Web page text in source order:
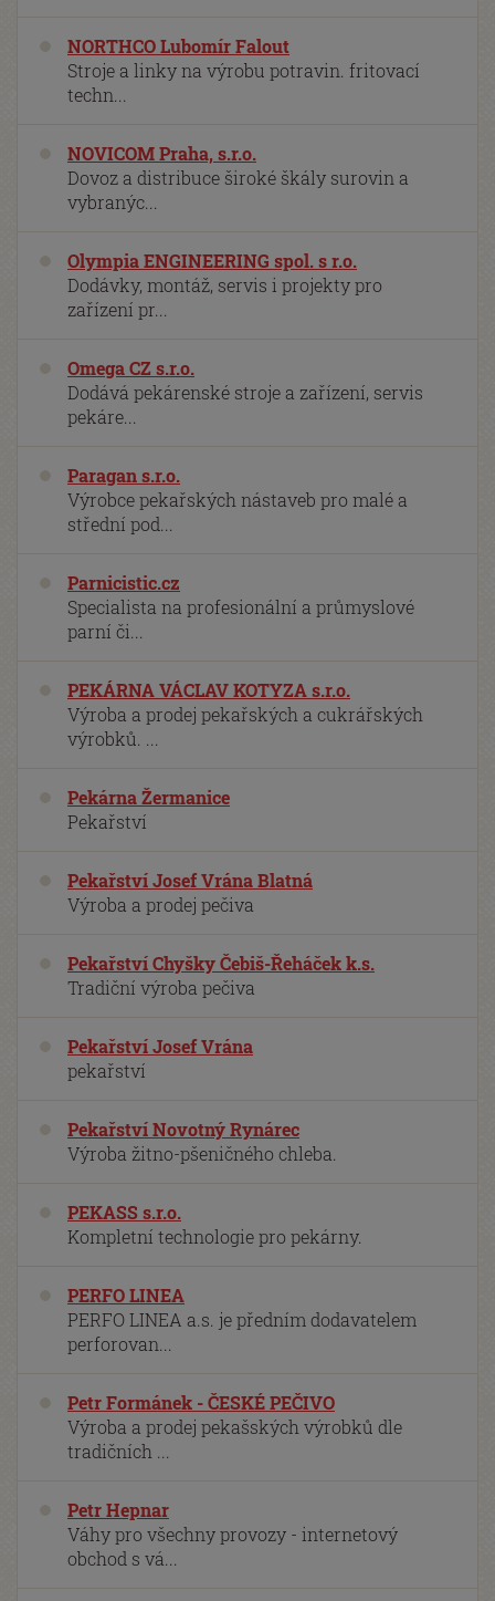
NORTHCO Lubomír Falout
Stroje a linky na výrobu potravin. fritovací
techn...
NOVICOM Praha, s.r.o.
Dovoz a distribuce široké škály surovin a
vybranýc...
Olympia ENGINEERING spol. s r.o.
Dodávky, montáž, servis i projekty pro
zařízení pr...
Omega CZ s.r.o.
Dodává pekárenské stroje a zařízení, servis
pekáre...
Paragan s.r.o.
Výrobce pekařských nástaveb pro malé a
střední pod...
Parnicistic.cz
Specialista na profesionální a průmyslové
parní či...
PEKÁRNA VÁCLAV KOTYZA s.r.o.
Výroba a prodej pekařských a cukrářských
výrobků. ...
Pekárna Žermanice
Pekařství
Pekařství Josef Vrána Blatná
Výroba a prodej pečiva
Pekařství Chyšky Čebiš-Řeháček k.s.
Tradiční výroba pečiva
Pekařství Josef Vrána
pekařství
Pekařství Novotný Rynárec
Výroba žitno-pšeničného chleba.
PEKASS s.r.o.
Kompletní technologie pro pekárny.
PERFO LINEA
PERFO LINEA a.s. je předním dodavatelem
perforovan...
Petr Formánek - ČESKÉ PEČIVO
Výroba a prodej pekašských výrobků dle
tradičních ...
Petr Hepnar
Váhy pro všechny provozy - internetový
obchod s vá...